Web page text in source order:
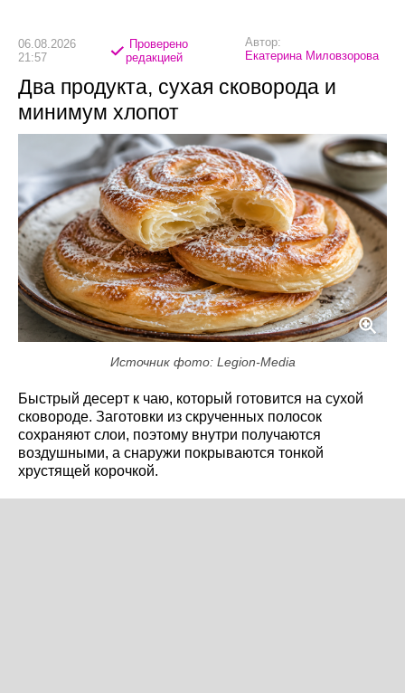
06.08.2026
21:57
Проверено
редакцией
Автор:
Екатерина Миловзорова
Два продукта, сухая сковорода и
минимум хлопот
Источник фото: Legion-Media
Быстрый десерт к чаю, который готовится на сухой
сковороде. Заготовки из скрученных полосок
сохраняют слои, поэтому внутри получаются
воздушными, а снаружи покрываются тонкой
хрустящей корочкой.